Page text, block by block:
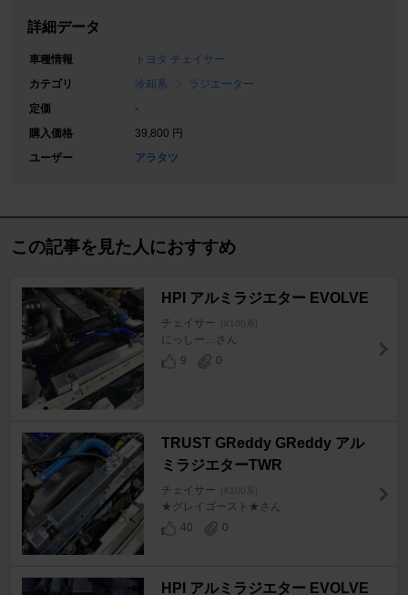
詳細データ
車種情報
トヨタ チェイサー
カテゴリ
冷却系
ラジエーター
定価
-
購入価格
39,800 円
ユーザー
アラタツ
この記事を見た人におすすめ
HPI アルミラジエター EVOLVE
チェイサー [X100系]
にっしー…さん
9
0
TRUST GReddy GReddy アル
ミラジエターTWR
チェイサー [X100系]
★グレイゴースト★さん
40
0
HPI アルミラジエター EVOLVE